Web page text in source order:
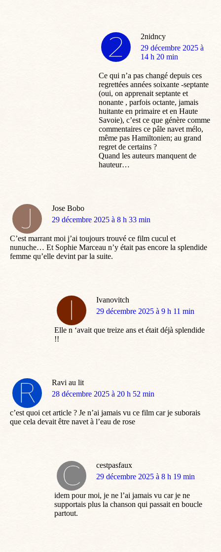
2nidncy
dit
:
29 décembre 2025 à
14 h 20 min
Ce qui n’a pas changé depuis ces
regrettées années soixante -septante
(oui, on apprenait septante et
nonante , parfois octante, jamais
huitante en primaire et en Haute
Savoie), c’est ce que génère comme
commentaires ce pâle navet mélo,
même pas Hamiltonien; au grand
regret de certains ?
Quand les auteurs manquent de
hauteur…
Jose Bobo
dit
29 décembre 2025 à 8 h 33 min
C’est marrant moi j’ai toujours trouvé ce film cucul et
nunuche… Et Sophie Marceau n’y était pas encore la splendide
femme qu’elle devint par la suite.
Ivanovitch
dit
29 décembre 2025 à 9 h 11 min
Elle n ‘avait que treize ans et était déjà splendide
!!
Ravi au lit
dit
28 décembre 2025 à 20 h 52 min
c’est quoi cet article ? Je n’ai jamais vu ce film car je suborais
que cela devait être navet à l’eau de rose
cestpasfaux
dit
29 décembre 2025 à 8 h 19 min
idem pour moi, je ne l’ai jamais vu car je ne
supportais plus la chanson qui passait en boucle
partout.